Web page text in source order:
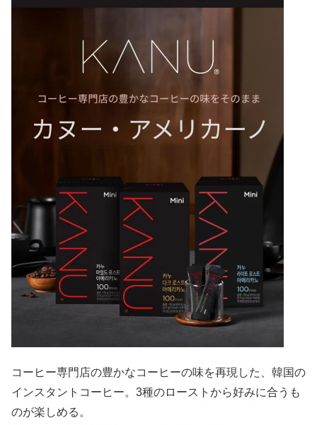
コーヒー専門店の豊かなコーヒーの味を再現した、韓国の
インスタントコーヒー。3種のローストから好みに合うも
のが楽しめる。